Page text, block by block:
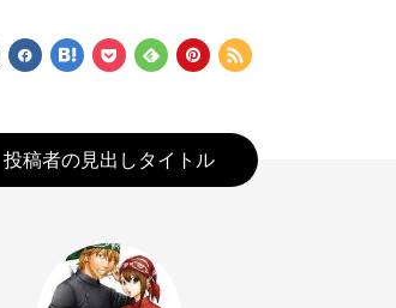
投稿者の見出しタイトル